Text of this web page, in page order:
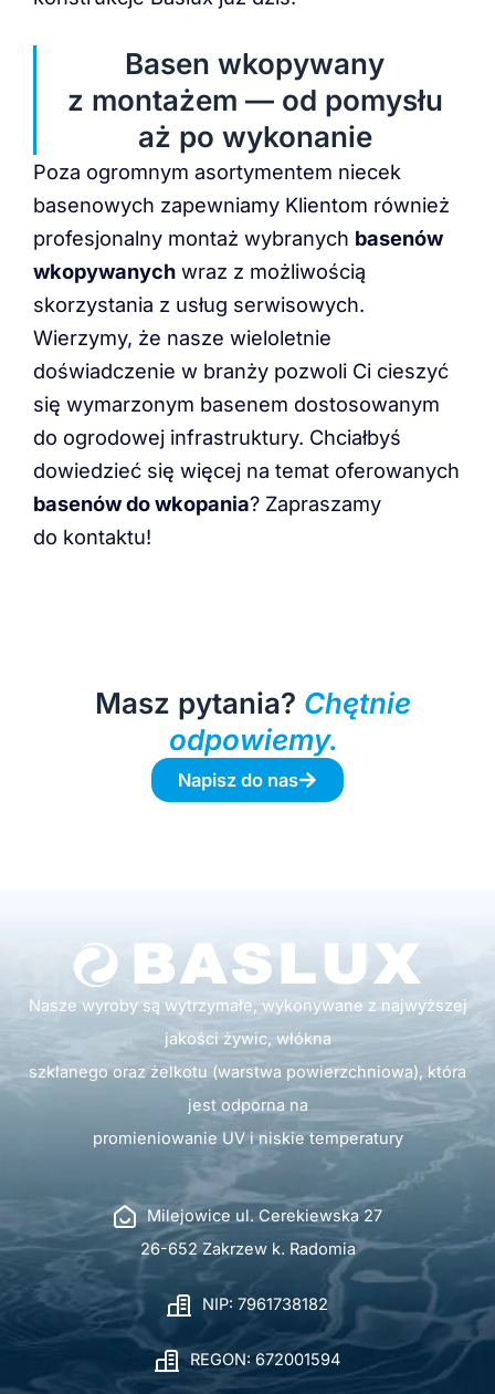
Basen wkopywany
z montażem — od pomysłu
aż po wykonanie
Poza ogromnym asortymentem niecek
basenowych zapewniamy Klientom również
profesjonalny montaż wybranych basenów
wkopywanych wraz z możliwością
skorzystania z usług serwisowych.
Wierzymy, że nasze wieloletnie
doświadczenie w branży pozwoli Ci cieszyć
się wymarzonym basenem dostosowanym
do ogrodowej infrastruktury. Chciałbyś
dowiedzieć się więcej na temat oferowanych
basenów do wkopania? Zapraszamy
do kontaktu!
Masz pytania? Chętnie
odpowiemy.
Napisz do nas
Nasze wyroby są wytrzymałe, wykonywane z najwyższej
jakości żywic, włókna
szklanego oraz żelkotu (warstwa powierzchniowa), która
jest odporna na
promieniowanie UV i niskie temperatury
Milejowice ul. Cerekiewska 27
26-652 Zakrzew k. Radomia
NIP: 7961738182
REGON: 672001594